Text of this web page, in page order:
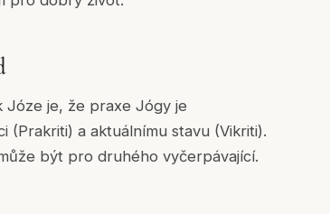
Józe je, že praxe Jógy je
(Prakriti) a aktuálnímu stavu (Vikriti).
být pro druhého vyčerpávající.